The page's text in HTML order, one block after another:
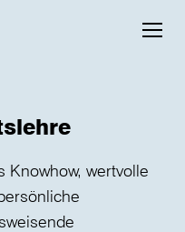
Knowhow, wertvolle